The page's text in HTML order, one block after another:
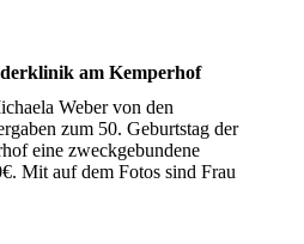
am Kemperhof
Weber von den
zum 50. Geburtstag der
eine zweckgebundene
Mit auf dem Fotos sind Frau